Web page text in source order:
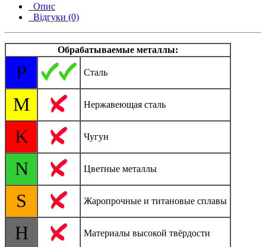
Опис
Відгуки (0)
Обрабатываемые металлы:
P Сталь
M Нержавеющая сталь
K Чугун
N Цветные металлы
S Жаропрочные и титановые сплавы
H Материалы высокой твёрдости